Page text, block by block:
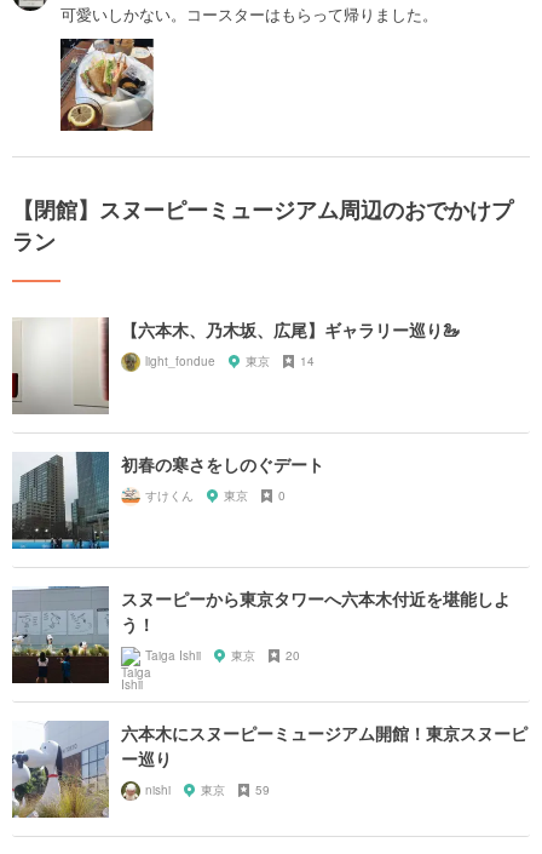
可愛いしかない。コースターはもらって帰りました。
【閉館】スヌーピーミュージアム周辺のおでかけプ
ラン
【六本木、乃木坂、広尾】ギャラリー巡り🦢
light_fondue 東京 14
初春の寒さをしのぐデート
すけくん 東京 0
スヌーピーから東京タワーへ六本木付近を堪能しよ
う！
Taiga Ishii 東京 20
六本木にスヌーピーミュージアム開館！東京スヌーピ
ー巡り
nishi 東京 59